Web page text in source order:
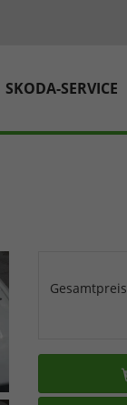
SKODA-SERVICE
Gesamtpreis